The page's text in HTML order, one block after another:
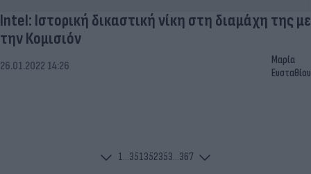
Intel: Ιστορική δικαστική νίκη στη διαμάχη της με
την Κομισιόν
26.01.2022 14:26
Μαρία
Ευσταθίου
1...351352353...367